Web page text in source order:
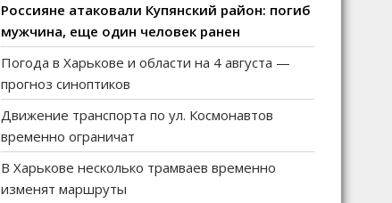
Россияне атаковали Купянский район: погиб
мужчина, еще один человек ранен
Погода в Харькове и области на 4 августа —
прогноз синоптиков
Движение транспорта по ул. Космонавтов
временно ограничат
В Харькове несколько трамваев временно
изменят маршруты